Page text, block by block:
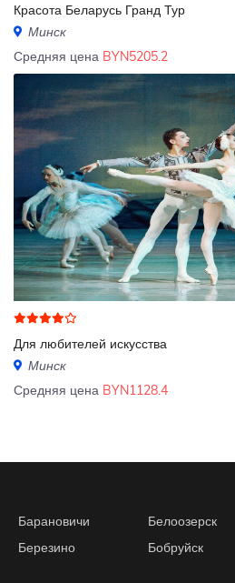
Красота Беларусь Гранд Тур
Минск
Средняя цена BYN5205.2
Для любителей искусства
Минск
Средняя цена BYN1128.4
Барановичи Белоозерск
Березино
Бобруйск